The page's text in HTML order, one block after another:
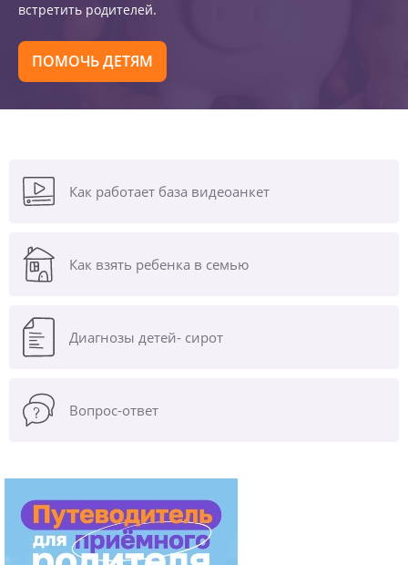
встретить родителей.
ПОМОЧЬ ДЕТЯМ
Как работает база видеоанкет
Как взять ребенка в семью
Диагнозы детей- сирот
Вопрос-ответ